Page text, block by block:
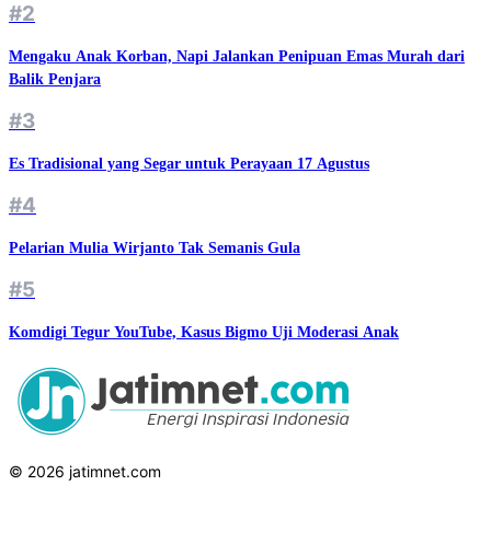
#2
Mengaku Anak Korban, Napi Jalankan Penipuan Emas Murah dari
Balik Penjara
#3
Es Tradisional yang Segar untuk Perayaan 17 Agustus
#4
Pelarian Mulia Wirjanto Tak Semanis Gula
#5
Komdigi Tegur YouTube, Kasus Bigmo Uji Moderasi Anak
© 2026 jatimnet.com